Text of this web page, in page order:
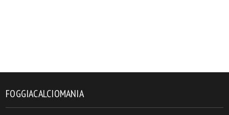
FOGGIACALCIOMANIA